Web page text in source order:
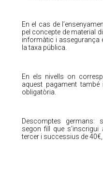
En el cas de
pel concepte de material
informàtic i assegurança
la taxa pública.
En els nivells on
aquest pagament també
obligatòria.
Descomptes germans:
segon fill que
tercer i successius de 40€,